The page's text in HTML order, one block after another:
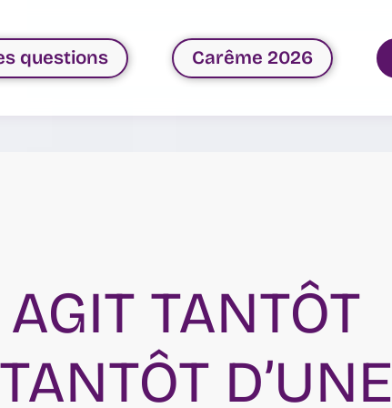
questions Carême 2026
TANTÔT
D’UNE